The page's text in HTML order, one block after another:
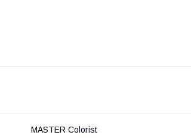
MASTER Colorist